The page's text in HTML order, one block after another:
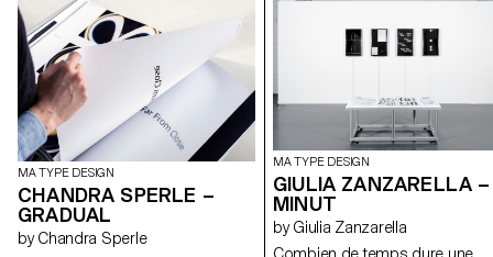
MA TYPE DESIGN
CHANDRA SPERLE –
GRADUAL
by Chandra Sperle
MA TYPE DESIGN
GIULIA ZANZARELLA –
MINUT
by Giulia Zanzarella
Combien de temps dure une